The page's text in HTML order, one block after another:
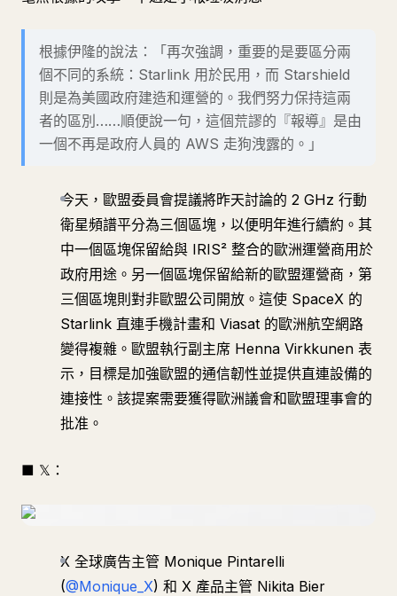
根據伊隆的說法：「再次強調，重要的是要區分兩
個不同的系統：Starlink 用於民用，而 Starshield
則是為美國政府建造和運營的。我們努力保持這兩
者的區別……順便說一句，這個荒謬的『報導』是由
一個不再是政府人員的 AWS 走狗洩露的。」
今天，歐盟委員會提議將昨天討論的 2 GHz 行動
衛星頻譜平分為三個區塊，以便明年進行續約。其
中一個區塊保留給與 IRIS² 整合的歐洲運營商用於
政府用途。另一個區塊保留給新的歐盟運營商，第
三個區塊則對非歐盟公司開放。這使 SpaceX 的
Starlink 直連手機計畫和 Viasat 的歐洲航空網路
變得複雜。歐盟執行副主席 Henna Virkkunen 表
示，目標是加強歐盟的通信韌性並提供直連設備的
連接性。該提案需要獲得歐洲議會和歐盟理事會的
批准。
■ 𝕏：
X 全球廣告主管 Monique Pintarelli
(@Monique_X) 和 X 產品主管 Nikita Bier